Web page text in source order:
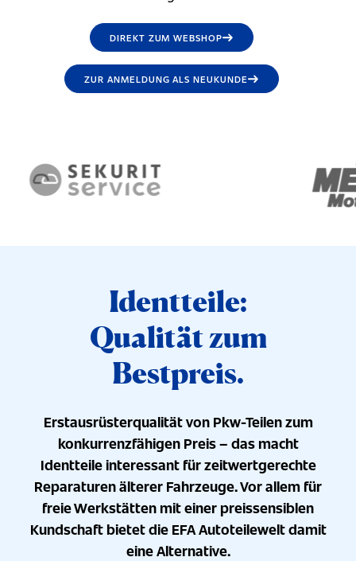
DIREKT ZUM WEBSHOP
ZUR ANMELDUNG ALS NEUKUNDE
Identteile:
Qualität zum
Bestpreis.
Erstausrüsterqualität von Pkw-Teilen zum
konkurrenzfähigen Preis – das macht
Identteile interessant für zeitwertgerechte
Reparaturen älterer Fahrzeuge. Vor allem für
freie Werkstätten mit einer preissensiblen
Kundschaft bietet die EFA Autoteilewelt damit
eine Alternative.